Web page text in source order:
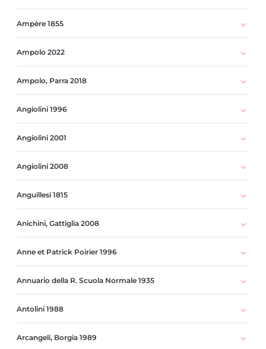
Ampère 1855
Ampolo 2022
Ampolo, Parra 2018
Angiolini 1996
Angiolini 2001
Angiolini 2008
Anguillesi 1815
Anichini, Gattiglia 2008
Anne et Patrick Poirier 1996
Annuario della R. Scuola Normale 1935
Antolini 1988
Arcangeli, Borgia 1989